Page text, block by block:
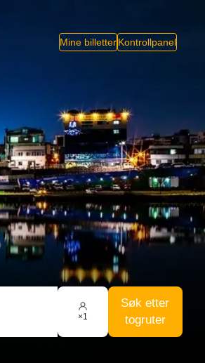
Mine billetterKontrollpanel
×1
Søk etter
togruter